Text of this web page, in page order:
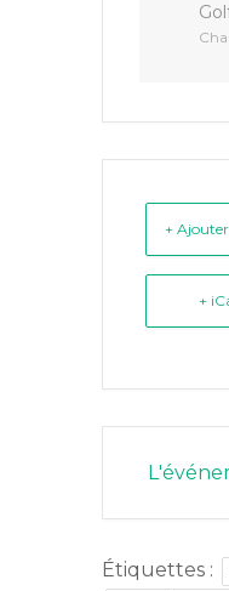
+
+
Étiquettes :